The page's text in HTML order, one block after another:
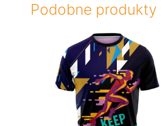
Podobne produkty